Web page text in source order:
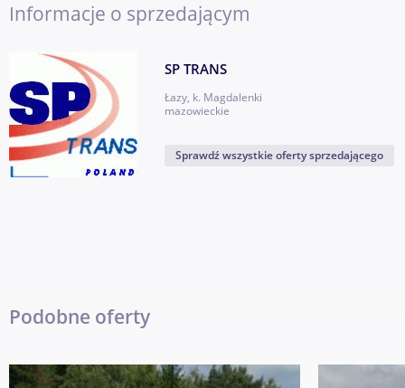
Informacje o sprzedającym
SP TRANS
Łazy, k. Magdalenki
mazowieckie
Sprawdź wszystkie oferty sprzedającego
Podobne oferty